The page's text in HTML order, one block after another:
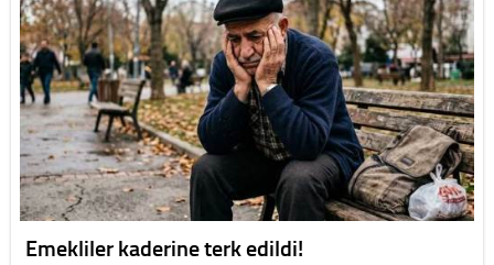
Emekliler kaderine terk edildi!